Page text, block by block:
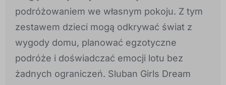
podróżowaniem we własnym pokoju. Z tym
zestawem dzieci mogą odkrywać świat z
wygody domu, planować egzotyczne
podróże i doświadczać emocji lotu bez
żadnych ograniczeń. Sluban Girls Dream